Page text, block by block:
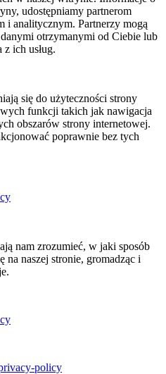
udostępniamy partnerom
i analitycznym. Partnerzy mogą
otrzymanymi od Ciebie lub
ich usług.
się do użyteczności strony
funkcji takich jak nawigacja
obszarów strony internetowej.
poprawnie bez tych
nam zrozumieć, w jaki sposób
naszej stronie, gromadząc i
policy